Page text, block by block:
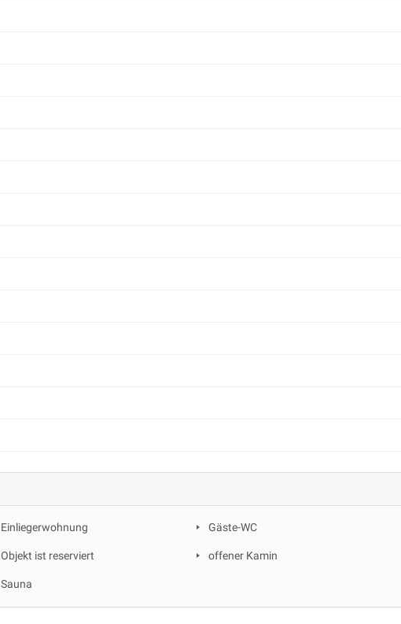
Einliegerwohnung Gäste-WC
Objekt ist reserviert offener Kamin
Sauna